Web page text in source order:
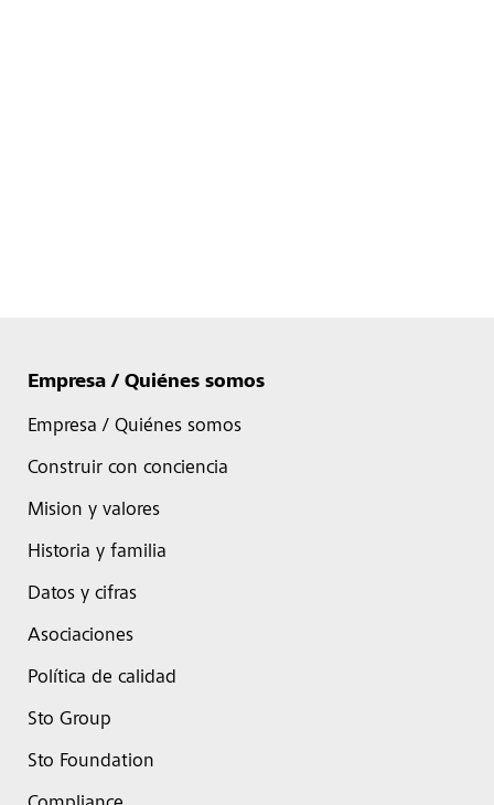
Empresa / Quiénes somos
Empresa / Quiénes somos
Construir con conciencia
Mision y valores
Historia y familia
Datos y cifras
Asociaciones
Política de calidad
Sto Group
Sto Foundation